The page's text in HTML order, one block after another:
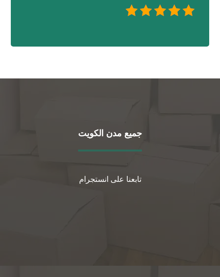
جميع مدن الكويت
تابعنا على انستجرام